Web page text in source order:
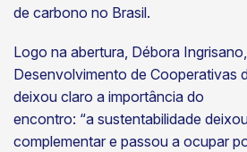
de carbono no Brasil.
Logo na abertura, Débora
Desenvolvimento de Cooperativas
deixou claro a importância do
encontro: “a sustentabilidade
complementar e passou a ocupar